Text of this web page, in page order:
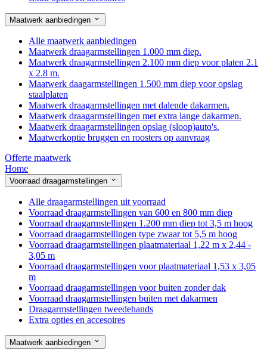
Maatwerk aanbiedingen
Alle maatwerk aanbiedingen
Maatwerk draagarmstellingen 1.000 mm diep.
Maatwerk draagarmstellingen 2.100 mm diep voor platen 2.1
x 2.8 m.
Maatwerk daagarmstellingen 1.500 mm diep voor opslag
staalplaten
Maatwerk draagarmstellingen met dalende dakarmen.
Maatwerk draagarmstellingen met extra lange dakarmen.
Maatwerk draagarmstellingen opslag (sloop)auto's.
Maatwerkoptie bruggen en roosters op aanvraag
Offerte maatwerk
Home
Voorraad draagarmstellingen
Alle draagarmstellingen uit voorraad
Voorraad draagarmstellingen van 600 en 800 mm diep
Voorraad draagarmstellingen 1.200 mm diep tot 3,5 m hoog
Voorraad draagarmstellingen type zwaar tot 5,5 m hoog
Voorraad draagarmstellingen plaatmateriaal 1,22 m x 2,44 -
3,05 m
Voorraad draagarmstellingen voor plaatmateriaal 1,53 x 3,05
m
Voorraad draagarmstellingen voor buiten zonder dak
Voorraad draagarmstellingen buiten met dakarmen
Draagarmstellingen tweedehands
Extra opties en accesoires
Maatwerk aanbiedingen